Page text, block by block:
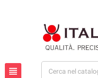
view_headline